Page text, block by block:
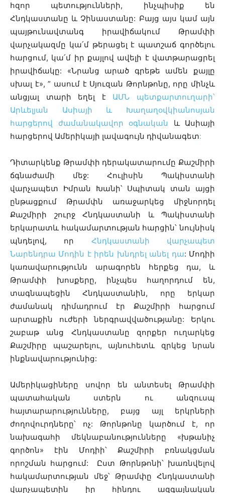
հզոր պետությունների, ինչպիսիք են
Հնդկաստանը և Չինաստանը: Բայց այս կամ այն
պայթունավտանգ իրավիճակում Թրամփի
վարչակազմը կա՛մ թերացել է պատշաճ գործելու
հարցում, կա՛մ իր քայլով ավելի է վատթարացրել
իրավիճակը: «Նրանց արած գրեթե ամեն քայլը
սխալ է», ” ասում է Սյուզան Թորնթոնը, որը մինչև
անցյալ տարի եղել է ԱՄՆ պետքարտուղարի՝
Արևելյան Ասիայի և Խաղաղօվկիանոսյան
հարցերով ժամանակավոր օգնական և Ասիայի
հարցերով Ամերիկայի լավագույն դիվանագետ:
Դիտարկենք Թրամփի դերակատարումը Քաշմիրի
ճգնաժամի մեջ: Հուլիսին Պակիստանի
վարչապետ Իմրան Խանի՝ Սպիտակ տան այցի
ընթացքում Թրամփն առաջարկեց միջնորդել
Քաշմիրի շուրջ Հնդկաստանի և Պակիստանի
երկարատև հակամարտության հարցին՝ նույնիսկ
պնդելով, որ
Հնդկաստանի վարչապետ
Նարենդրա Մոդին է իրեն խնդրել անել դա: Մոդիի
կառավարությունն արագորեն հերքեց դա, և
Թրամփի խոսքերը, ինչպես հաղորդում են,
տագնապեցին Հնդկաստանին, որը երկար
ժամանակ դիմադրում էր Քաշմիրի հարցում
արտաքին ուժերի ներգրավվածությանը: Երկու
շաբաթ անց
Հնդկաստանը զորքեր ուղարկեց
Քաշմիրը պաշարելու, այնուհետև զրկեց նրան
ինքնավարությունից:
Ամերիկացիները սովոր են անտեսել Թրամփի
պատահական ստերն ու անզուսպ
հայտարարությունները, բայց այլ երկրների
ժողովուրդները՝ ոչ: Թորնթոնը կարծում է, որ
նախագահի մեկնաբանությունները «խթանիչ
գործոն» էին Մոդիի՝ Քաշմիրի բռնակցման
որոշման հարցում: Ըստ Թորնթոնի՝ խառնվելով
հակամարտության մեջ՝ Թրամփը Հնդկաստանի
վարչապետին իր հինդու ազգայնական